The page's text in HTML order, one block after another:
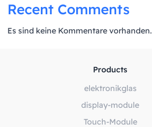
Recent Comments
Es sind keine Kommentare vorhanden.
Products
elektronikglas
display-module
Touch-Module